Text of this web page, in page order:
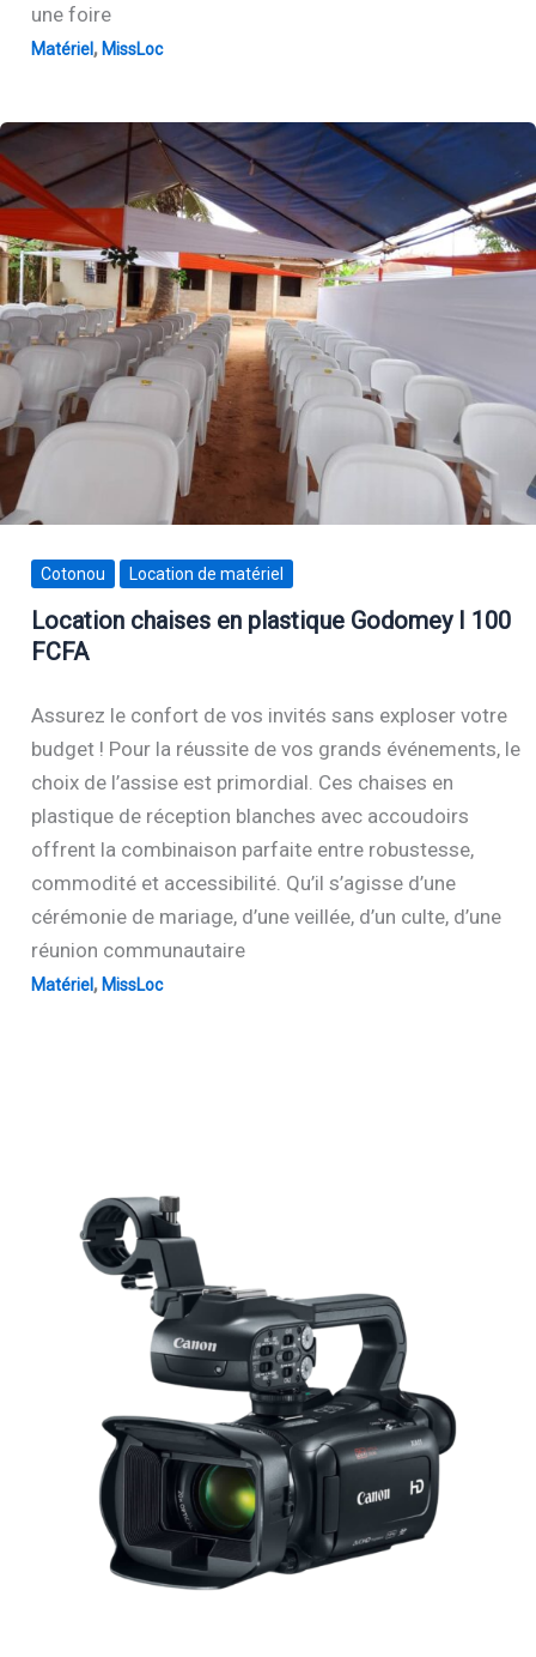
une foire
Matériel, MissLoc
Cotonou Location de matériel
Location chaises en plastique Godomey I 100
FCFA
Assurez le confort de vos invités sans exploser votre
budget ! Pour la réussite de vos grands événements, le
choix de l’assise est primordial. Ces chaises en
plastique de réception blanches avec accoudoirs
offrent la combinaison parfaite entre robustesse,
commodité et accessibilité. Qu’il s’agisse d’une
cérémonie de mariage, d’une veillée, d’un culte, d’une
réunion communautaire
Matériel, MissLoc